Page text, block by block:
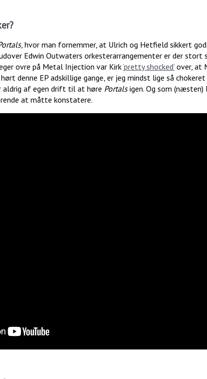
, hvor man fornemmer, at Ulrich og Hetfield sikkert
Edwin Outwaters orkesterarrangementer er der stort
ovre på Metal Injection var Kirk’pretty shocked’ over, at
denne EP adskillige gange, er jeg mindst lige så
aldrig af egen drift til at høre Portalsigen. Og som (næsten)
at måtte konstatere.